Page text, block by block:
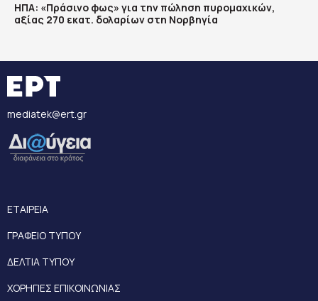
ΗΠΑ: «Πράσινο φως» για την πώληση πυρομαχικών,
αξίας 270 εκατ. δολαρίων στη Νορβηγία
mediatek@ert.gr
ΕΤΑΙΡΕΙΑ
ΓΡΑΦΕΙΟ ΤΥΠΟΥ
ΔΕΛΤΙΑ ΤΥΠΟΥ
ΧΟΡΗΓΙΕΣ ΕΠΙΚΟΙΝΩΝΙΑΣ